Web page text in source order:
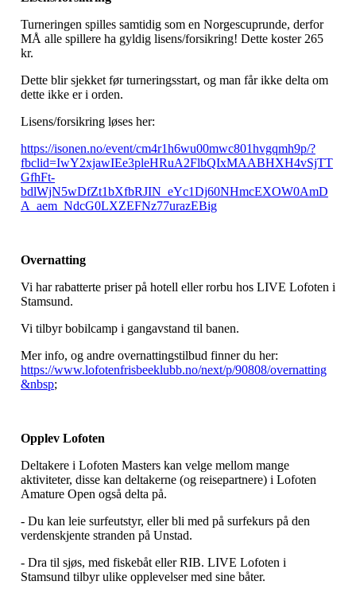
Turneringen spilles samtidig som en Norgescuprunde, derfor
MÅ alle spillere ha gyldig lisens/forsikring! Dette koster 265
kr.
Dette blir sjekket før turneringsstart, og man får ikke delta om
dette ikke er i orden.
Lisens/forsikring løses her:
https://isonen.no/event/cm4r1h6wu00mwc801hvgqmh9p/?
fbclid=IwY2xjawIEe3pleHRuA2FlbQIxMAABHXH4vSjTT
GfhFt-
bdlWjN5wDfZt1bXfbRJIN_eYc1Dj60NHmcEXOW0AmD
A_aem_NdcG0LXZEFNz77urazEBig
Overnatting
Vi har rabatterte priser på hotell eller rorbu hos LIVE Lofoten i
Stamsund.
Vi tilbyr bobilcamp i gangavstand til banen.
Mer info, og andre overnattingstilbud finner du her:
https://www.lofotenfrisbeeklubb.no/next/p/90808/overnatting
&nbsp;
Opplev Lofoten
Deltakere i Lofoten Masters kan velge mellom mange
aktiviteter, disse kan deltakerne (og reisepartnere) i Lofoten
Amature Open også delta på.
- Du kan leie surfeutstyr, eller bli med på surfekurs på den
verdenskjente stranden på Unstad.
- Dra til sjøs, med fiskebåt eller RIB. LIVE Lofoten i
Stamsund tilbyr ulike opplevelser med sine båter.